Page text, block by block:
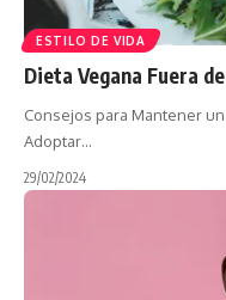
ESTILO DE VIDA
Dieta Vegana Fuera
Consejos para Mantener
Adoptar…
29/02/2024